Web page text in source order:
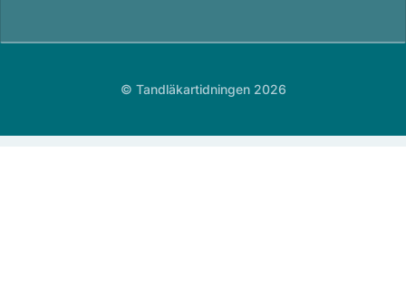
© Tandläkartidningen 2026